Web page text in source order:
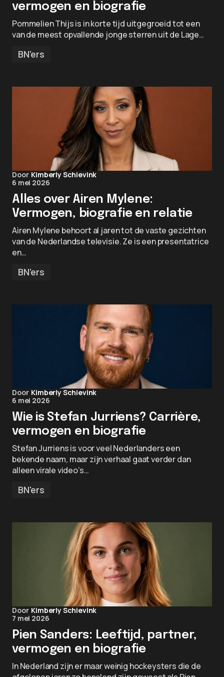
vermogen en biografie
Pommelien Thijs is in korte tijd uitgegroeid tot een
van de meest opvallende jonge sterren uit de Lage…
BN'ers
Door Kimberly Schievink
6 mei 2026
Alles over Airen Mylene:
Vermogen, biografie en relatie
Airen Mylene behoort al jaren tot de vaste gezichten
van de Nederlandse televisie. Ze is een presentatrice
en…
BN'ers
Door Kimberly Schievink
6 mei 2026
Wie is Stefan Jurriens? Carrière,
vermogen en biografie
Stefan Jurriens is voor veel Nederlanders een
bekende naam, maar zijn verhaal gaat verder dan
alleen virale video’s…
BN'ers
Door Kimberly Schievink
7 mei 2026
Pien Sanders: Leeftijd, partner,
vermogen en biografie
In Nederland zijn er maar weinig hockeysters die de